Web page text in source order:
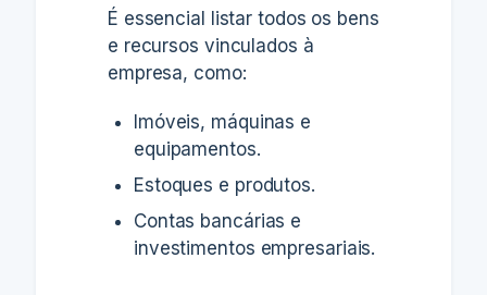
É essencial listar todos os bens
e recursos vinculados à
empresa, como:
Imóveis, máquinas e
equipamentos.
Estoques e produtos.
Contas bancárias e
investimentos empresariais.